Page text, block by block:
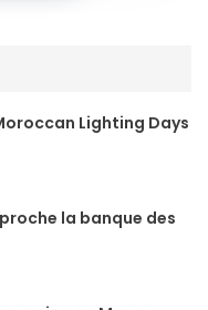
Lighting Days
la banque des